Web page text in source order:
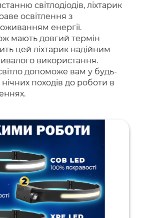
світлодіодів, ліхтарик
освітлення з
енергії.
мають довгий термін
цей ліхтарик надійним
використання.
допоможе вам у будь-
нічних походів до роботи в